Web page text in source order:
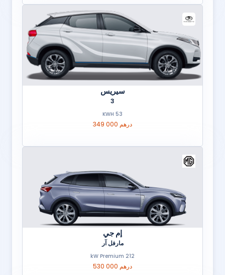
سيريس
3
53 KWH
349 000 درهم
إم جي
مارفل آر
212 kW Premium
530 000 درهم